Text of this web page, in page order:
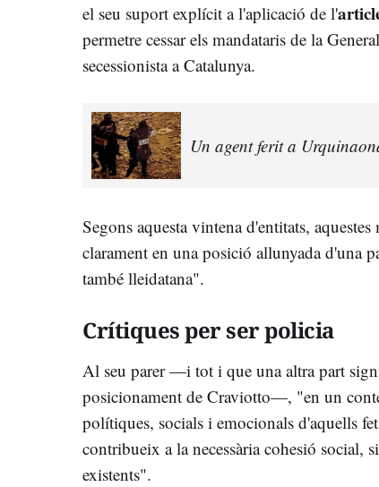
el seu suport explícit a l'aplicació de l'
permetre cessar els mandataris de la
secessionista a Catalunya.
Un agent ferit a
Segons aquesta vintena d'entitats,
clarament en una posició allunyada d'una
també lleidatana".
Crítiques per ser policia
Al seu parer —i tot i que una altra part
posicionament de Craviotto—, "en un
polítiques, socials i emocionals d'aquells
contribueix a la necessària cohesió
existents".